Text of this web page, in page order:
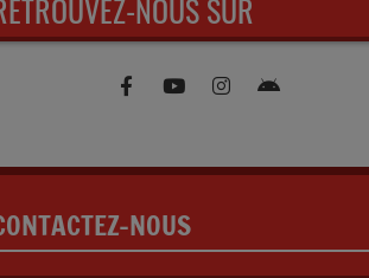
NOUS SUR
NOUS